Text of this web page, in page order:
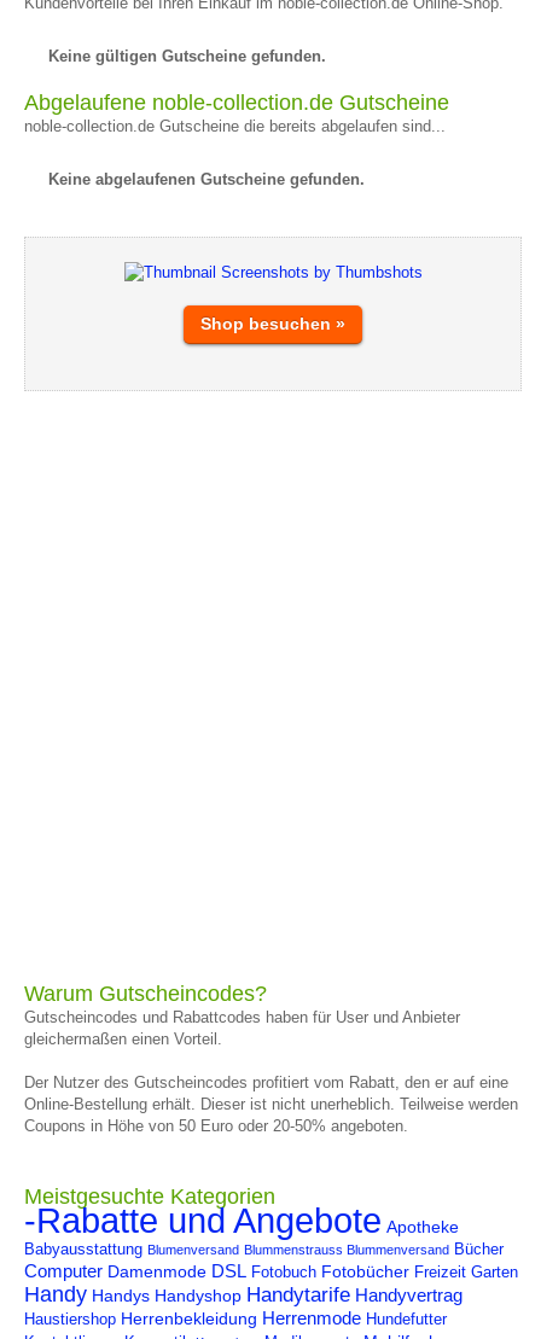
Keine gültigen Gutscheine gefunden.
Abgelaufene noble-collection.de Gutscheine
noble-collection.de Gutscheine die bereits abgelaufen sind...
Keine abgelaufenen Gutscheine gefunden.
Shop besuchen »
Warum Gutscheincodes?
Gutscheincodes und Rabattcodes haben für User und Anbieter
gleichermaßen einen Vorteil.
Der Nutzer des Gutscheincodes profitiert vom Rabatt, den er auf eine
Online-Bestellung erhält. Dieser ist nicht unerheblich. Teilweise werden
Coupons in Höhe von 50 Euro oder 20-50% angeboten.
Meistgesuchte Kategorien
-Rabatte und Angebote Apotheke
Babyausstattung Blumenversand Blummenstrauss Blummenversand Bücher
Computer Damenmode DSL Fotobuch Fotobücher Freizeit Garten
Handy Handys Handyshop Handytarife Handyvertrag
Haustiershop Herrenbekleidung Herrenmode Hundefutter